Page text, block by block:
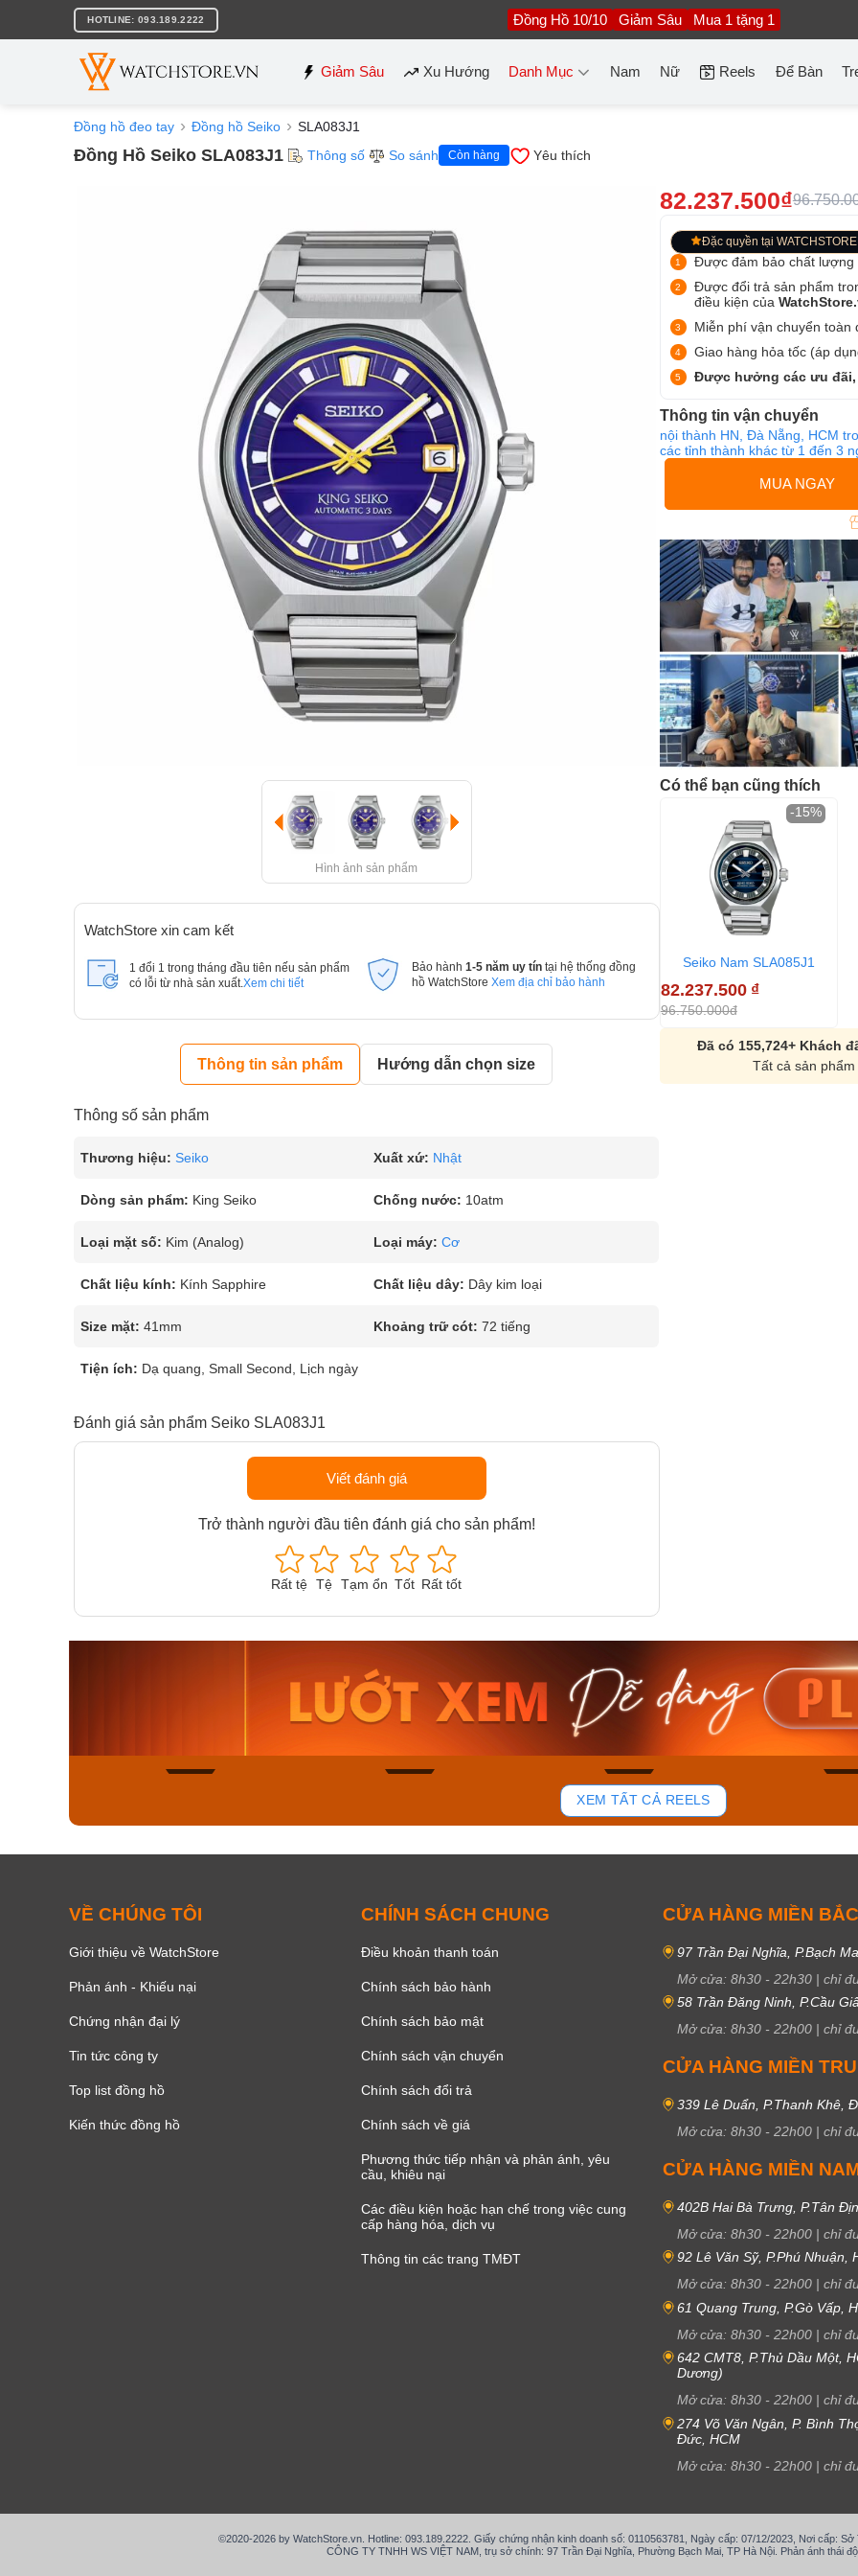
nội
HOTLINE: 093.189.2222 Đồng Hồ 10/10 Giảm Sâu Mua 1 tặng 1
Giảm Sâu Xu Hướng Danh Mục Nam Nữ Reels Để Bàn
Đồng hồ đeo tay Đồng hồ Seiko SLA083J1
Đồng Hồ Seiko SLA083J1 Thông số So sánh Còn hàng Yêu thích
Hình ảnh sản phẩm
WatchStore xin cam kết
1 đổi 1 trong tháng đầu tiên nếu sản phẩm
có lỗi từ nhà sản xuất. Xem chi tiết
Bảo hành 1-5 năm uy tín tại hệ thống đồng
hồ WatchStore Xem địa chỉ bảo hành
Thông tin sản phẩm Hướng dẫn chọn size
Thông số sản phẩm
Thương hiệu: Seiko Xuất xứ: Nhật
Dòng sản phẩm: King Seiko Chống nước: 10atm
Loại mặt số: Kim (Analog) Loại máy: Cơ
Chất liệu kính: Kính Sapphire Chất liệu dây: Dây kim loại
Size mặt: 41mm Khoảng trữ cót: 72 tiếng
Tiện ích: Dạ quang, Small Second, Lịch ngày
Đánh giá sản phẩm Seiko SLA083J1
Viết đánh giá
Trở thành người đầu tiên đánh giá cho sản phẩm!
Rất tệ Tệ Tạm ổn Tốt Rất tốt
82.237.500₫
Đặc quyền tại WATCHSTORE
Được đảm bảo chất lượng
Được đổi trả sản phẩm
điều kiện của
Miễn phí vận chuyển toàn
Giao hàng hỏa tốc (áp
Được hưởng các ưu đãi,
Thông tin vận chuyển
nội thành HN, Đà Nẵng, HCM
các tỉnh thành khác từ 1 đến 3
MUA NGAY
Có thể bạn cũng thích
Seiko Nam SLA085J1
82.237.500 ₫
96.750.000đ
-15%
Đã có 155,724+ Khách
Tất cả sản
Casio Nam MTS-
115D-1AVDF
2.823.000₫
2.399.550₫
Mua ngay
47
Casio Nam MTS-
RS100L-1AVDF
4.276.000₫
3.634.600₫
Casio
230EL-
Mua
XEM TẤT CẢ REELS
VỀ CHÚNG TÔI
Giới thiệu về WatchStore
Phản ánh - Khiếu nại
Chứng nhận đại lý
Tin tức công ty
Top list đồng hồ
Kiến thức đồng hồ
CHÍNH SÁCH CHUNG
Điều khoản thanh toán
Chính sách bảo hành
Chính sách bảo mật
Chính sách vận chuyển
Chính sách đổi trả
Chính sách về giá
Phương thức tiếp nhận và phản ánh, yêu
cầu, khiêu nại
Các điều kiện hoặc hạn chế trong việc cung
cấp hàng hóa, dịch vụ
Thông tin các trang TMĐT
CỬA HÀNG MIỀN BẮC
97 Trần Đại Nghĩa, P.Bạch
Mở cửa: 8h30 - 22h30 | chỉ
58 Trần Đăng Ninh, P.Cầu
Mở cửa: 8h30 - 22h00 | chỉ
CỬA HÀNG MIỀN
339 Lê Duẩn, P.Thanh Khê,
Mở cửa: 8h30 - 22h00 | chỉ
CỬA HÀNG MIỀN
402B Hai Bà Trưng, P.Tân
Mở cửa: 8h30 - 22h00 | chỉ
92 Lê Văn Sỹ, P.Phú Nhuận,
Mở cửa: 8h30 - 22h00 | chỉ
61 Quang Trung, P.Gò Vấp,
Mở cửa: 8h30 - 22h00 | chỉ
642 CMT8, P.Thủ Dầu Một,
Dương)
Mở cửa: 8h30 - 22h00 | chỉ
274 Võ Văn Ngân, P. Bình
Đức, HCM
Mở cửa: 8h30 - 22h00 | chỉ
©2020-2026 by WatchStore.vn. Hotline: 093.189.2222. Giấy chứng nhận kinh doanh số: 0110563781, Ngày cấp: 07/12/2023, Nơi cấp:
CÔNG TY TNHH WS VIỆT NAM, trụ sở chính: 97 Trần Đại Nghĩa, Phường Bạch Mai, TP Hà Nội. Phản ánh thái